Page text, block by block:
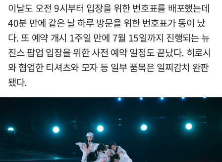
이날도 오전 9시부터 입장을 위한 번호표를 배포했는데
40분 만에 같은 날 하루 방문을 위한 번호표가 동이 났
다. 또 예약 개시 1주일 만에 7월 15일까지 진행되는 뉴
진스 팝업 입장을 위한 사전 예약 일정도 끝났다. 히로시
와 협업한 티셔츠와 모자 등 일부 품목은 일찌감치 완판
됐다.